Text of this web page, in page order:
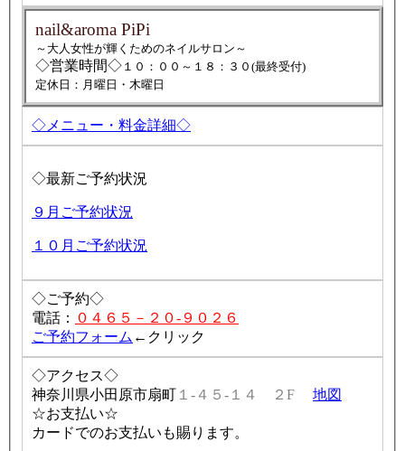
nail&aroma PiPi
～大人女性が輝くためのネイルサロン～
◇営業時間◇ １０：００～１８：３０(最終受付)
定休日：月曜日・木曜日
◇メニュー・料金詳細◇
◇最新ご予約状況
９月ご予約状況
１０月ご予約状況
◇ご予約◇
電話： ０４６５－２０-９０２６
ご予約フォーム ←クリック
◇アクセス◇
神奈川県小田原市扇町 １-４５-１４ ２F
地図
☆お支払い☆
カードでのお支払いも賜ります。